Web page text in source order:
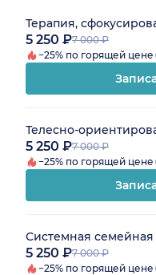
Терапия,
5 250 ₽7 000 ₽
−25% по горящей цене
Телесно-
5 250 ₽7 000 ₽
−25% по горящей цене
Системная семейная
5 250 ₽7 000 ₽
−25% по горящей цене